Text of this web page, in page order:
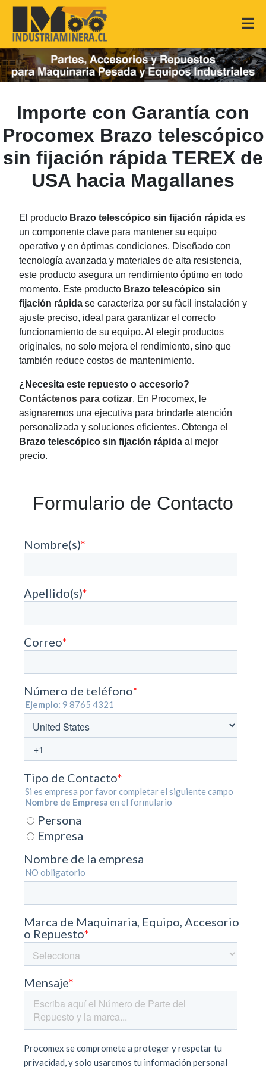
Importe con Garantía con
Procomex Brazo telescópico
sin fijación rápida TEREX de
USA hacia Magallanes
El producto Brazo telescópico sin fijación rápida es
un componente clave para mantener su equipo
operativo y en óptimas condiciones. Diseñado con
tecnología avanzada y materiales de alta resistencia,
este producto asegura un rendimiento óptimo en todo
momento. Este producto Brazo telescópico sin
fijación rápida se caracteriza por su fácil instalación y
ajuste preciso, ideal para garantizar el correcto
funcionamiento de su equipo. Al elegir productos
originales, no solo mejora el rendimiento, sino que
también reduce costos de mantenimiento.
¿Necesita este repuesto o accesorio?
Contáctenos para cotizar. En Procomex, le
asignaremos una ejecutiva para brindarle atención
personalizada y soluciones eficientes. Obtenga el
Brazo telescópico sin fijación rápida al mejor
precio.
Formulario de Contacto